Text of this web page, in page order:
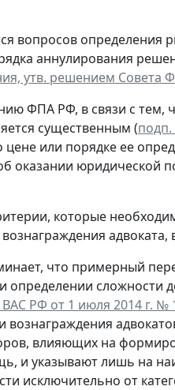
вопросов определения
аннулирования
утв. решением Совета
ФПА РФ, в связи с
существенным (подп.
цене или порядке ее
оказании юридической
которые
адвоката,
что примерный
определении сложности
РФ от 1 июля 2014 г. №
вознаграждения
влияющих на
и указывают лишь на
исключительно от